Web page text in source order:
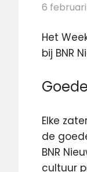
6 februari
Het
bij BNR
Elke
de
BNR
cultuur